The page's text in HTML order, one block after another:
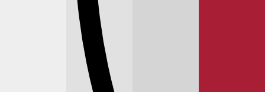
DOLZ N151
Цена: 2 295 ₽